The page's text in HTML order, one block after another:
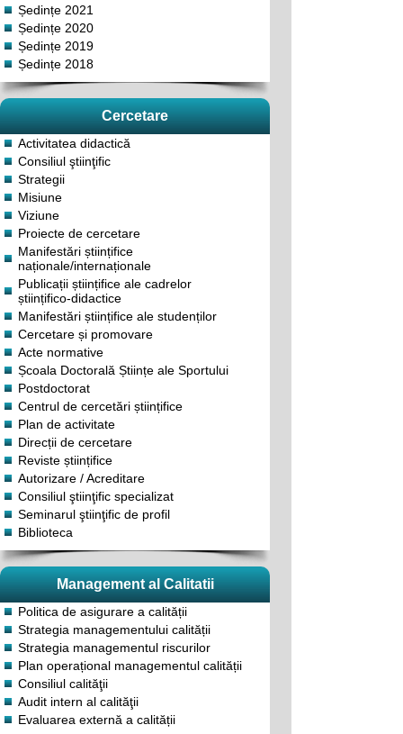
Ședințe 2021
Ședințe 2020
Ședințe 2019
Ședințe 2018
Cercetare
Activitatea didactică
Consiliul ştiinţific
Strategii
Misiune
Viziune
Proiecte de cercetare
Manifestări științifice
naționale/internaționale
Publicații științifice ale cadrelor
științifico-didactice
Manifestări științifice ale studenților
Cercetare și promovare
Acte normative
Școala Doctorală Științe ale Sportului
Postdoctorat
Centrul de cercetări științifice
Plan de activitate
Direcții de cercetare
Reviste științifice
Autorizare / Acreditare
Consiliul ştiinţific specializat
Seminarul ştiinţific de profil
Biblioteca
Management al Calitatii
Politica de asigurare a calității
Strategia managementului calității
Strategia managementul riscurilor
Plan operațional managementul calității
Consiliul calităţii
Audit intern al calităţii
Evaluarea externă a calității